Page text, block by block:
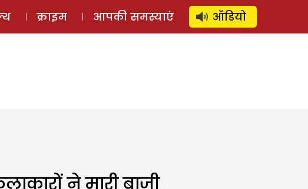
ऑडियो स्टोरी लॉग इन ⚲ SUBSCRIBE
क्राइम आपकी समस्याएं ऑडियो